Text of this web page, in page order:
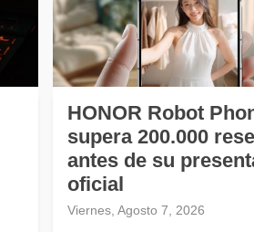
HONOR Robot
supera 200.000
antes de su
oficial
Viernes, Agosto 7, 2026